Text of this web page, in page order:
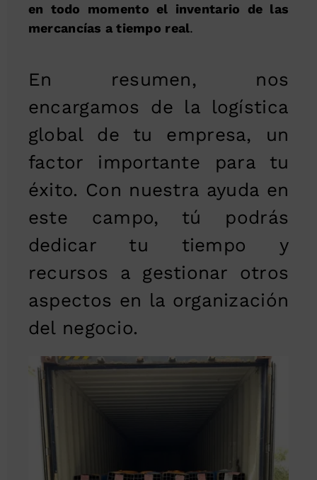
en todo momento el inventario de las
mercancías a tiempo real.
En resumen, nos
encargamos de la logística
global de tu empresa, un
factor importante para tu
éxito. Con nuestra ayuda en
este campo, tú podrás
dedicar tu tiempo y
recursos a gestionar otros
aspectos en la organización
del negocio.